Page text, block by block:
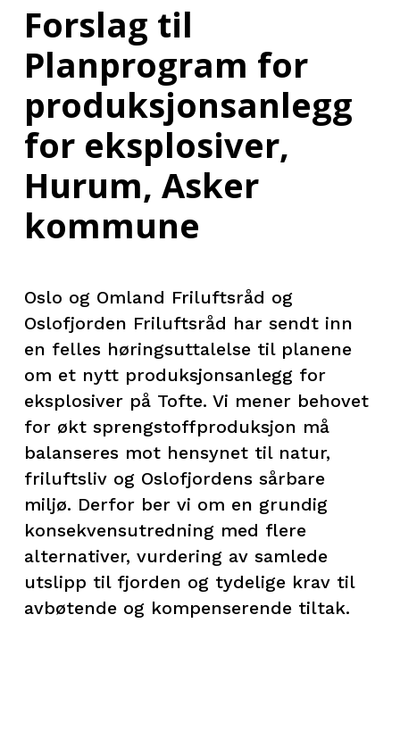
Forslag til
Planprogram for
produksjonsanlegg
for eksplosiver,
Hurum, Asker
kommune
Oslo og Omland Friluftsråd og
Oslofjorden Friluftsråd har sendt inn
en felles høringsuttalelse til planene
om et nytt produksjonsanlegg for
eksplosiver på Tofte. Vi mener behovet
for økt sprengstoffproduksjon må
balanseres mot hensynet til natur,
friluftsliv og Oslofjordens sårbare
miljø. Derfor ber vi om en grundig
konsekvensutredning med flere
alternativer, vurdering av samlede
utslipp til fjorden og tydelige krav til
avbøtende og kompenserende tiltak.